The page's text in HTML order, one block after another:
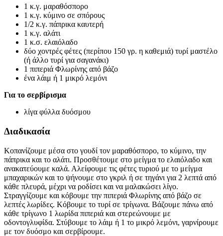
1 κ.γ. μαραθόσπορο
1 κ.γ. κύμινο σε σπόρους
1/2 κ.γ. πάπρικα καυτερή
1 κ.γ. αλάτι
1 κ.σ. ελαιόλαδο
δύο χοντρές φέτες (περίπου 150 γρ. η καθεμιά) τυρί μαστέλο
(ή άλλο τυρί για σαγανάκι)
1 πιπεριά Φλωρίνης από βάζο
ένα λάιμ ή 1 μικρό λεμόνι
Για το σερβίρισμα
λίγα φύλλα δυόσμου
Διαδικασία
Κοπανίζουμε μέσα στο γουδί τον μαραθόσπορο, το κύμινο, την
πάπρικα και το αλάτι. Προσθέτουμε στο μείγμα το ελαιόλαδο και
ανακατεύουμε καλά. Αλείφουμε τις φέτες τυριού με το μείγμα
μπαχαρικών και το ψήνουμε στο γκριλ ή σε τηγάνι για 2 λεπτά από
κάθε πλευρά, μέχρι να ροδίσει και να μαλακώσει λίγο.
Στραγγίζουμε και κόβουμε την πιπεριά Φλωρίνης από βάζο σε
λεπτές λωρίδες. Κόβουμε το τυρί σε τρίγωνα. Βάζουμε πάνω από
κάθε τρίγωνο 1 λωρίδα πιπεριά και στερεώνουμε με
οδοντογλυφίδα. Στύβουμε το λάιμ ή 1 το μικρό λεμόνι, γαρνίρουμε
με τον δυόσμο και σερβίρουμε.